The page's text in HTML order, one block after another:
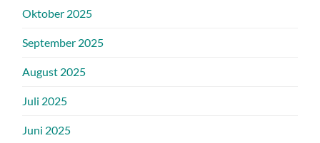
Oktober 2025
September 2025
August 2025
Juli 2025
Juni 2025